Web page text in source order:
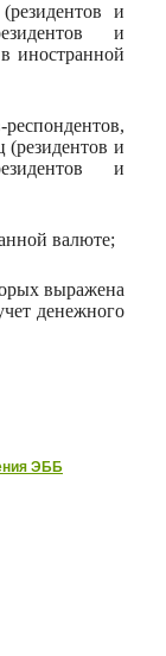
и
и
иностранной
(резидентов и
и
валюте;
выражена
денежного
ЭББ